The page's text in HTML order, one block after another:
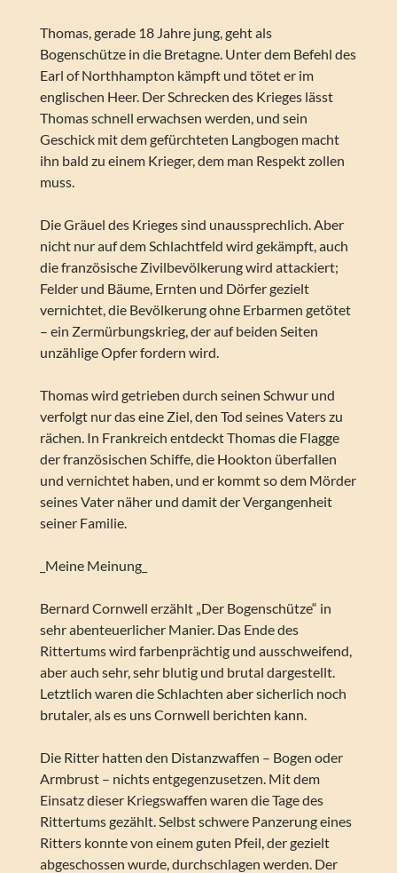
Thomas, gerade 18 Jahre jung, geht als
Bogenschütze in die Bretagne. Unter dem Befehl des
Earl of Northhampton kämpft und tötet er im
englischen Heer. Der Schrecken des Krieges lässt
Thomas schnell erwachsen werden, und sein
Geschick mit dem gefürchteten Langbogen macht
ihn bald zu einem Krieger, dem man Respekt zollen
muss.
Die Gräuel des Krieges sind unaussprechlich. Aber
nicht nur auf dem Schlachtfeld wird gekämpft, auch
die französische Zivilbevölkerung wird attackiert;
Felder und Bäume, Ernten und Dörfer gezielt
vernichtet, die Bevölkerung ohne Erbarmen getötet
– ein Zermürbungskrieg, der auf beiden Seiten
unzählige Opfer fordern wird.
Thomas wird getrieben durch seinen Schwur und
verfolgt nur das eine Ziel, den Tod seines Vaters zu
rächen. In Frankreich entdeckt Thomas die Flagge
der französischen Schiffe, die Hookton überfallen
und vernichtet haben, und er kommt so dem Mörder
seines Vater näher und damit der Vergangenheit
seiner Familie.
_Meine Meinung_
Bernard Cornwell erzählt „Der Bogenschütze“ in
sehr abenteuerlicher Manier. Das Ende des
Rittertums wird farbenprächtig und ausschweifend,
aber auch sehr, sehr blutig und brutal dargestellt.
Letztlich waren die Schlachten aber sicherlich noch
brutaler, als es uns Cornwell berichten kann.
Die Ritter hatten den Distanzwaffen – Bogen oder
Armbrust – nichts entgegenzusetzen. Mit dem
Einsatz dieser Kriegswaffen waren die Tage des
Rittertums gezählt. Selbst schwere Panzerung eines
Ritters konnte von einem guten Pfeil, der gezielt
abgeschossen wurde, durchschlagen werden. Der